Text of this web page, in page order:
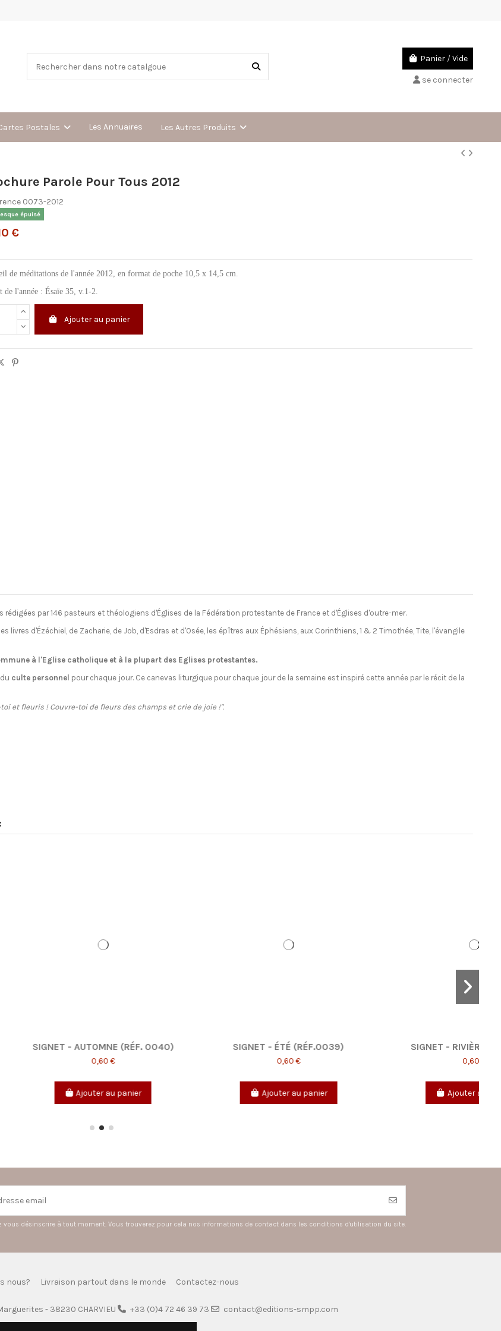
Panier /Vide
se connecter
Postales Les Annuaires Les Autres Produits
Parole Pour Tous 2012
0073-2012
épuisé
€
de méditations de l'année 2012, en format de poche 10,5 x 14,5 cm.
de l'année : Ésaïe 35, v.1-2.
Ajouter au panier
par 146 pasteurs et théologiens d'Églises de la Fédération protestante de France et d'Églises d'outre-mer.
livres d'Ézéchiel, de Zacharie, de Job, d'Esdras et d'Osée, les épîtres aux Éphésiens, aux Corinthiens, 1 & 2 Timothée, Tite, l'évangile
à l'Eglise catholique et à la plupart des Eglises protestantes.
culte personnel pour chaque jour. Ce canevas liturgique pour chaque jour de la semaine est inspiré cette année par le récit de la
et fleuris ! Couvre-toi de fleurs des champs et crie de joie !".
(RÉF.0039) SIGNET - RIVIÈRE (RÉF.0026) SIGNET - PRINTEMPS (RÉF. 0038)
vous désinscrire à tout moment. Vous trouverez pour cela nos informations de contact dans les conditions d'utilisation du site.
nous? Livraison partout dans le monde Contactez-nous
- 38230 CHARVIEU +33 (0)4 72 46 39 73 contact@editions-smpp.com